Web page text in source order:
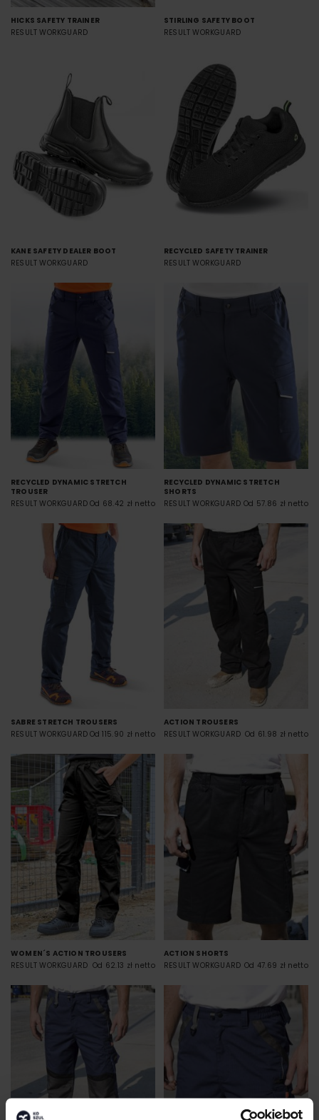
HICKS SAFETY TRAINER
RESULT WORKGUARD
STIRLING SAFETY BOOT
RESULT WORKGUARD
KANE SAFETY DEALER BOOT
RESULT WORKGUARD
RECYCLED SAFETY TRAINER
RESULT WORKGUARD
RECYCLED DYNAMIC STRETCH
TROUSER
RESULT WORKGUARD Od 68.42 zł netto
RECYCLED DYNAMIC STRETCH
SHORTS
RESULT WORKGUARD Od 57.86 zł netto
SABRE STRETCH TROUSERS
RESULT WORKGUARD Od 115.90 zł netto
ACTION TROUSERS
RESULT WORKGUARD Od 61.98 zł netto
WOMEN´S ACTION TROUSERS
RESULT WORKGUARD Od 62.13 zł netto
ACTION SHORTS
RESULT WORKGUARD Od 47.69 zł netto